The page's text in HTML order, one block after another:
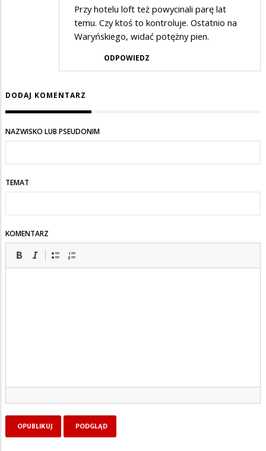
Przy hotelu loft też powycinali parę lat
temu. Czy ktoś to kontroluje. Ostatnio na
Waryńskiego, widać potężny pien.
ODPOWIEDZ
DODAJ KOMENTARZ
NAZWISKO LUB PSEUDONIM
TEMAT
KOMENTARZ